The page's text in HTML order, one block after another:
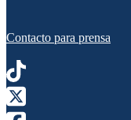
Contacto para prensa